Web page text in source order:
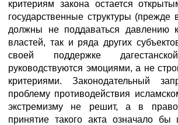
критериям закона остается
государственные структуры
должны не поддаваться давлению
властей, так и ряда других
своей поддержке
руководствуются эмоциями, а не
критериями. Законодательный
проблему противодействия
экстремизму не решит, а в
принятие такого акта означало